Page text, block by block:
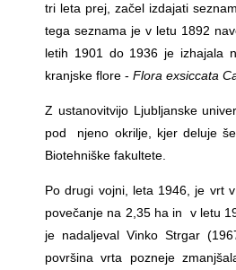
tri leta prej, začel izdajati
tega seznama je v letu 1892
letih 1901 do 1936 je izhajala
kranjske flore - Flora exsiccata
Z ustanovitvijo Ljubljanske
pod njeno okrilje, kjer deluje
Biotehniške fakultete.
Po drugi vojni, leta 1946, je vrt
povečanje na 2,35 ha in v letu
je nadaljeval Vinko Strgar
površina vrta pozneje